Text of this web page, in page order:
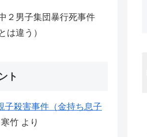
２男子集団暴行死事件
は違う）
ト
子殺害事件（金持ち息子
寒竹 より